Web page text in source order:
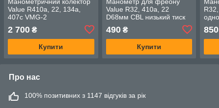
Value R410a, 22, 134a,
407c VMG-2
двохвентильний, шланги
90 см
2 700 ₴
Купити
Value R32, 410a, 22
D68мм CBL низький тиск
490₴
Купити
850
Про нас
100% позитивних з 1147 відгуків за рік